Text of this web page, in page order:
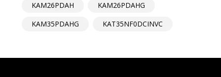
KAM26PDAH
KAM26PDAHG
KAM35PDAHG
KAT35NF0DCINVC